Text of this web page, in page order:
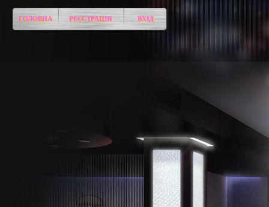
ГОЛОВНА РЕЄСТРАЦІЯ ВХІД